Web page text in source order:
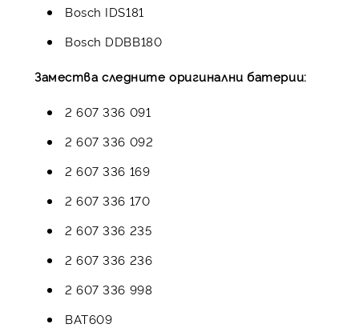
Bosch IDS181
Bosch DDBB180
Замества следните оригинални батерии:
2 607 336 091
2 607 336 092
2 607 336 169
2 607 336 170
2 607 336 235
2 607 336 236
2 607 336 998
BAT609